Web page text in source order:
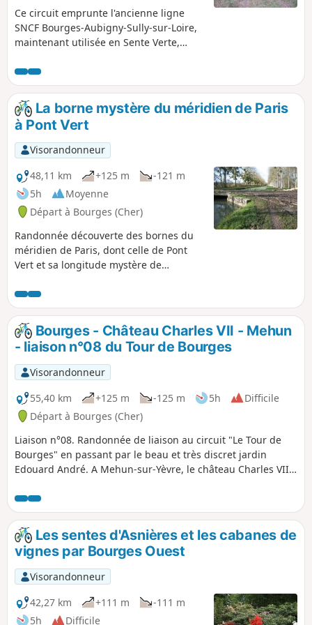
Ce circuit emprunte l'ancienne ligne
SNCF Bourges-Aubigny-Sully-sur-Loire,
maintenant utilisée en Sente Verte,
Nère. Les haltes, gares, maisonnettes
de garde Barrières, comme à
Henrichemont, Menetou ou Pierrefitte-
sur-Sauldre, témoignent d'un riche
passé ferroviaire. Passage en Sologne
par des chemins de randonnée, et
arrivée à la gare de Pierrefitte-sur-
Sauldre, par l'ancienne ligne à
écartement métrique, Le Blanc-Argent.
La borne mystère du méridien de Paris
à Pont Vert
Visorandonneur
48,11 km
+125 m
-121 m
5h
Moyenne
Départ à Bourges (Cher)
Randonnée découverte des bornes du
méridien de Paris, dont celle de Pont
Vert et sa longitude mystère de
positionne à 1,750km à l’Ouest de l’axe
de référence Dunkerque-Prats-de-Mollo
recalculé par Delambre et Méchain de
1792 à 1798.
Bourges - Château Charles VII - Mehun
- liaison n°08 du Tour de Bourges
Visorandonneur
55,40 km
+125 m -125 m 5h
Difficile
Départ à Bourges (Cher)
Liaison n°08. Randonnée de liaison au circuit "Le Tour de
Bourges" en passant par le beau et très discret jardin
Edouard André. A Mehun-sur-Yèvre, le château Charles VII
le bois du Château, et celui de la Lande Rouge.
Les sentes d'Asnières et les cabanes de
vignes par Bourges Ouest
Visorandonneur
42,27 km
+111 m
-111 m
5h
Difficile